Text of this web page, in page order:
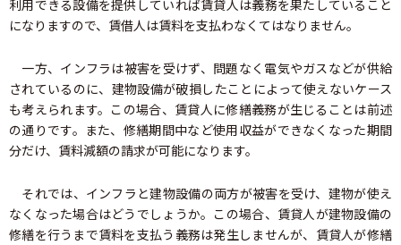
利用できる設備を提供していれば賃貸人は義務を果たしていること
になりますので、賃借人は賃料を支払わなくてはなりません。
一方、インフラは被害を受けず、問題なく電気やガスなどが供給
されているのに、建物設備が破損したことによって使えないケース
も考えられます。この場合、賃貸人に修繕義務が生じることは前述
の通りです。また、修繕期間中など使用収益ができなくなった期間
分だけ、賃料減額の請求が可能になります。
それでは、インフラと建物設備の両方が被害を受け、建物が使え
なくなった場合はどうでしょうか。この場合、賃貸人が建物設備の
修繕を行うまで賃料を支払う義務は発生しませんが、賃貸人が修繕